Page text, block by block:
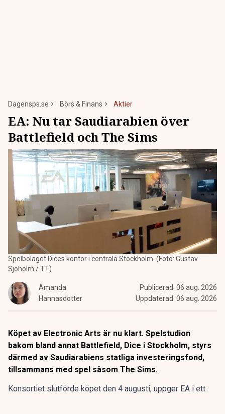
Dagensps.se Börs & Finans Aktier
EA: Nu tar Saudiarabien över
Battlefield och The Sims
Spelbolaget Dices kontor i centrala Stockholm. (Foto: Gustav
Sjöholm / TT)
Amanda
Hannasdotter
Publicerad: 06 aug. 2026
Uppdaterad: 06 aug. 2026
Köpet av Electronic Arts är nu klart. Spelstudion
bakom bland annat Battlefield, Dice i Stockholm, styrs
därmed av Saudiarabiens statliga investeringsfond,
tillsammans med spel såsom The Sims.
Konsortiet slutförde köpet den 4 augusti, uppger EA i ett